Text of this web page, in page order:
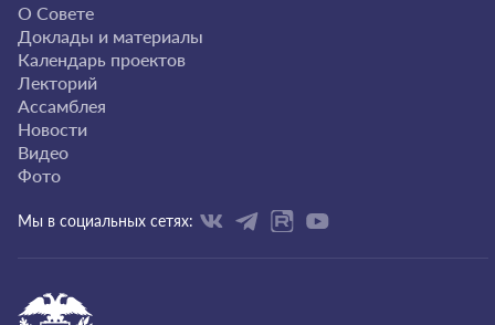
О Совете
Доклады и материалы
Календарь проектов
Лекторий
Ассамблея
Новости
Видео
Фото
Мы в социальных сетях: